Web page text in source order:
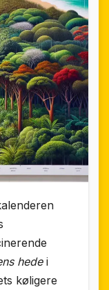
hedei
køligere